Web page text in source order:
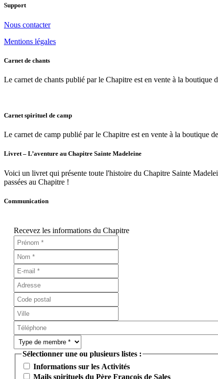
Support
Nous contacter
Mentions légales
Carnet de chants
Le carnet de chants publié par le Chapitre est en vente à la boutique
Carnet spirituel de camp
Le carnet de camp publié par le Chapitre est en vente à la boutique
Livret – L’aventure au Chapitre Sainte Madeleine
Voici un livret qui présente toute l'histoire du Chapitre Sainte
passées au Chapitre !
Communication
Recevez les informations du Chapitre
Sélectionner une ou plusieurs listes :
Informations sur les Activités
Mails spirituels du Père François de Sales